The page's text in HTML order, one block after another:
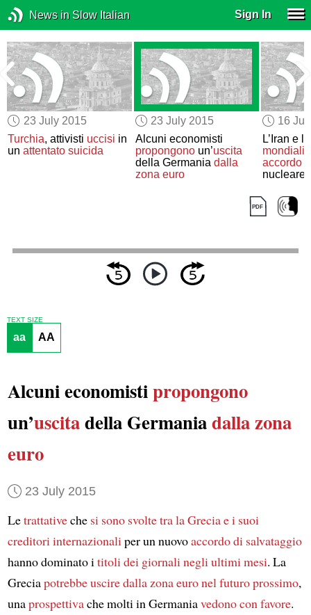
News in Slow Italian Sign In
23 July 2015
Turchia, attivisti uccisi in
unattentato suicida
23 July 2015
Alcuni economisti
propongonoun’uscita
della Germania dalla
zona euro
16
L’Iran e
mondiali
accordo
nucleare
TEXT SIZE
aa AA
Alcuni economistipropongono
un’uscitadella Germaniadalla zona
euro
23 July 2015
Letrattativeche si sono svoltetra la Grecia e i suoi
creditori internazionaliper un nuovoaccordo di salvataggio
hanno dominato ititoli dei giornalinegli ultimi mesi. La
Greciapotrebbe uscire dalla zona euronel futuro prossimo,
unaprospettivache molti in Germaniavedono con favore.